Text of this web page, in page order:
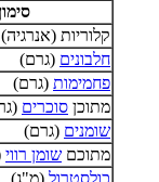
קלוריות (אנרגיה)
חלבונים (גרם)
פחמימות (גרם)
מתוכן סוכרים
שומנים (גרם)
מתוכם שומן רווי
כולסטרול (מ"ג)